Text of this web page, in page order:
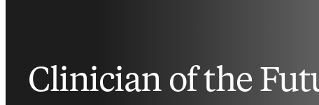
Clinician of the